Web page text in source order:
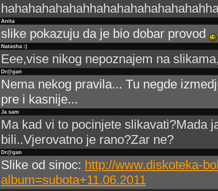
Anita
slike pokazuju da je bio dobar provod
Natasha :)
Eee,vise nikog nepoznajem na
Dr@gan
Nema nekog pravila... Tu negde
pre i kasnije...
Ja sam
Ma kad vi to pocinjete slikavati?Mada
bili..Vjerovatno je rano?Zar ne?
Dr@gan
Slike od sinoc: http://www.diskoteka-
album=subota+11.06.2011